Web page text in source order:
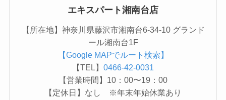
エキスパート湘南台店
【所在地】神奈川県藤沢市湘南台6-34-10 グランド
ール湘南台1F
【Google MAPでルート検索】
【TEL】 0466-42-0031
【営業時間】10：00〜19：00
【定休日】なし ※年末年始休業あり